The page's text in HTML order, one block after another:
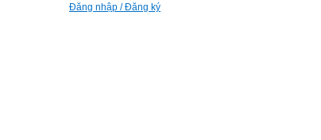
Đăng nhập / Đăng ký